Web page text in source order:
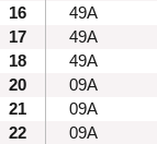
16
49A
17
49A
18
49A
20
09A
21
09A
22
09A